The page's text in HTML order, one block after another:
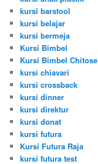
kursi barstool
kursi belajar
kursi bermeja
Kursi Bimbel
Kursi Bimbel Chitose
kursi chiavari
kursi crossback
kursi dinner
kursi direktur
kursi donat
kursi futura
Kursi Futura Raja
kursi futura test